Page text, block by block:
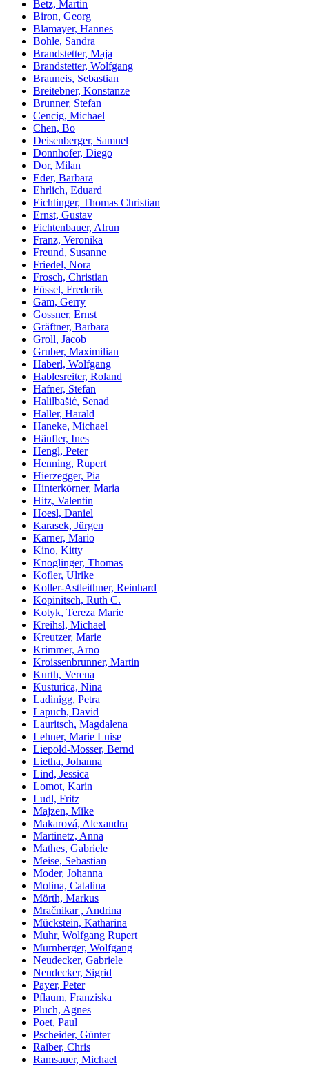
Betz, Martin
Biron, Georg
Blamayer, Hannes
Bohle, Sandra
Brandstetter, Maja
Brandstetter, Wolfgang
Brauneis, Sebastian
Breitebner, Konstanze
Brunner, Stefan
Cencig, Michael
Chen, Bo
Deisenberger, Samuel
Donnhofer, Diego
Dor, Milan
Eder, Barbara
Ehrlich, Eduard
Eichtinger, Thomas Christian
Ernst, Gustav
Fichtenbauer, Alrun
Franz, Veronika
Freund, Susanne
Friedel, Nora
Frosch, Christian
Füssel, Frederik
Gam, Gerry
Gossner, Ernst
Gräftner, Barbara
Groll, Jacob
Gruber, Maximilian
Haberl, Wolfgang
Hablesreiter, Roland
Hafner, Stefan
Halilbašić, Senad
Haller, Harald
Haneke, Michael
Häufler, Ines
Hengl, Peter
Henning, Rupert
Hierzegger, Pia
Hinterkörner, Maria
Hitz, Valentin
Hoesl, Daniel
Karasek, Jürgen
Karner, Mario
Kino, Kitty
Knoglinger, Thomas
Kofler, Ulrike
Koller-Astleithner, Reinhard
Kopinitsch, Ruth C.
Kotyk, Tereza Marie
Kreihsl, Michael
Kreutzer, Marie
Krimmer, Arno
Kroissenbrunner, Martin
Kurth, Verena
Kusturica, Nina
Ladinigg, Petra
Lapuch, David
Lauritsch, Magdalena
Lehner, Marie Luise
Liepold-Mosser, Bernd
Lietha, Johanna
Lind, Jessica
Lomot, Karin
Ludl, Fritz
Majzen, Mike
Makarová, Alexandra
Martinetz, Anna
Mathes, Gabriele
Meise, Sebastian
Moder, Johanna
Molina, Catalina
Mörth, Markus
Mračnikar , Andrina
Mückstein, Katharina
Muhr, Wolfgang Rupert
Murnberger, Wolfgang
Neudecker, Gabriele
Neudecker, Sigrid
Payer, Peter
Pflaum, Franziska
Pluch, Agnes
Poet, Paul
Pscheider, Günter
Raiber, Chris
Ramsauer, Michael